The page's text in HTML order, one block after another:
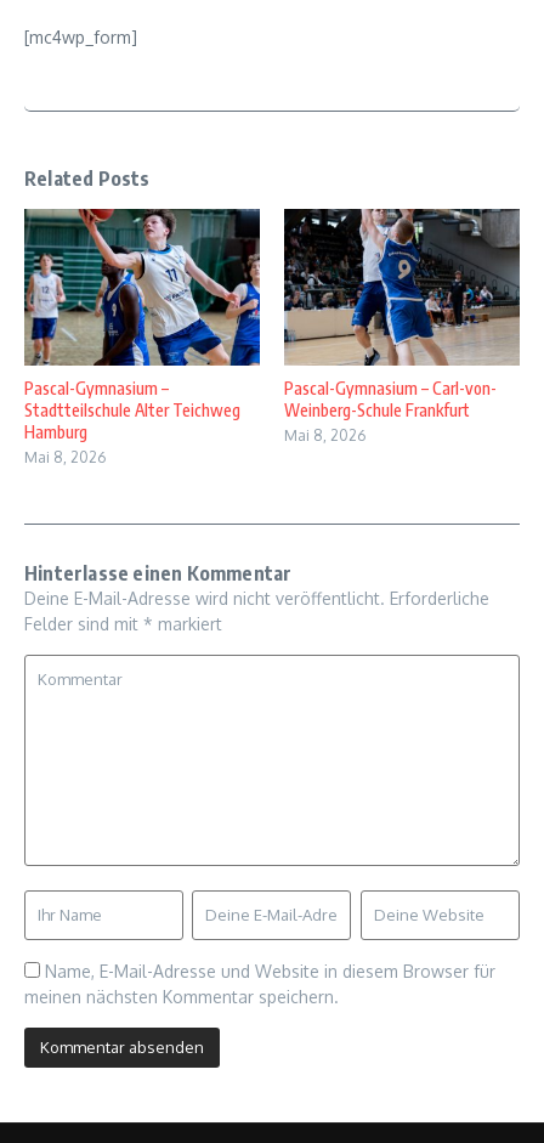
[mc4wp_form]
Related Posts
Pascal-Gymnasium –
Stadtteilschule Alter Teichweg
Hamburg
Mai 8, 2026
Pascal-Gymnasium – Carl-von-
Weinberg-Schule Frankfurt
Mai 8, 2026
Hinterlasse einen Kommentar
Deine E-Mail-Adresse wird nicht veröffentlicht. Erforderliche
Felder sind mit * markiert
Name, E-Mail-Adresse und Website in diesem Browser für
meinen nächsten Kommentar speichern.